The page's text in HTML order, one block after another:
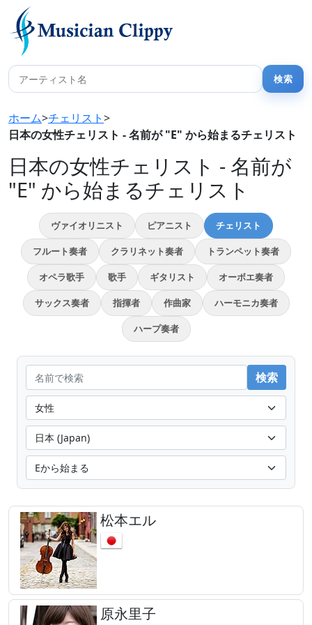
ホーム>チェリスト>
日本の女性チェリスト - 名前が "E" から始まるチェリスト
日本の女性チェリスト - 名前が
"E" から始まるチェリスト
ヴァイオリニスト ピアニスト チェリスト
フルート奏者 クラリネット奏者 トランペット奏者
オペラ歌手 歌手 ギタリスト オーボエ奏者
サックス奏者 指揮者 作曲家 ハーモニカ奏者
ハープ奏者
松本エル
原永里子